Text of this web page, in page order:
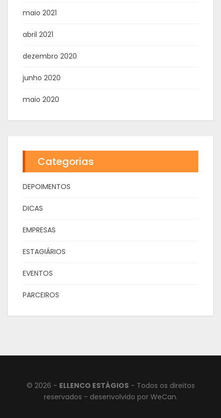
maio 2021
abril 2021
dezembro 2020
junho 2020
maio 2020
Categorias
DEPOIMENTOS
DICAS
EMPRESAS
ESTAGIÁRIOS
EVENTOS
PARCEIROS
© 2026 - ELLENCO ESTÁGIOS- Todos os direitos
reservados - desenvolvido por WeCan.